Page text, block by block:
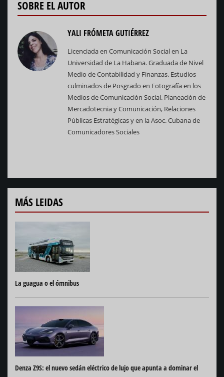
SOBRE EL AUTOR
YALI FRÓMETA GUTIÉRREZ
Licenciada en Comunicación Social en La
Universidad de La Habana. Graduada de Nivel
Medio de Contabilidad y Finanzas. Estudios
culminados de Posgrado en Fotografía en los
Medios de Comunicación Social. Planeación de
Mercadotecnia y Comunicación, Relaciones
Públicas Estratégicas y en la Asoc. Cubana de
Comunicadores Sociales
MÁS LEIDAS
La guagua o el ómnibus
Denza Z9S: el nuevo sedán eléctrico de lujo que apunta a dominar el